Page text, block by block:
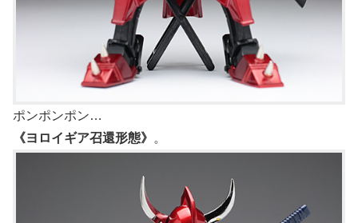
ポンポンポン…
《ヨロイギア召還形態》 。